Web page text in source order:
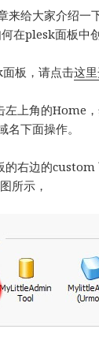
来给大家介绍一
在plesk面板中创
板，请点击这
左上角的Home
名下面操作。
的右边的
所示，